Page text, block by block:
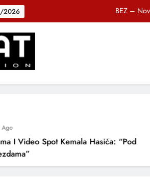
2026
BEZ –
DJEČIJI HOR
DJEČIJI HOR
I Video Spot Kemala Hasića: “Pod